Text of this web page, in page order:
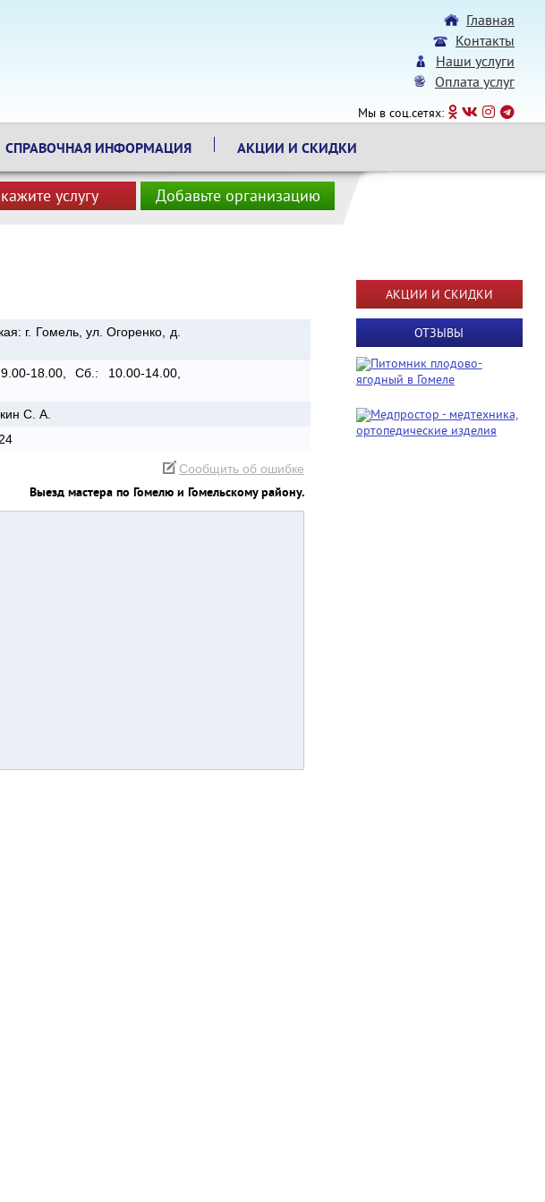
Главная
Контакты
Наши услуги
Оплата услуг
Мы в соц.сетях:
СПРАВОЧНАЯ ИНФОРМАЦИЯ АКЦИИ И СКИДКИ
услугу Добавьте организацию
г. Гомель, ул. Огоренко, д.
18.00, Сб.: 10.00-14.00,
С. А.
Сообщить об ошибке
Выезд мастера по Гомелю и Гомельскому району.
АКЦИИ И СКИДКИ
ОТЗЫВЫ